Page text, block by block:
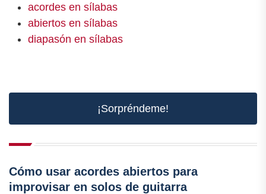
acordes en sílabas
abiertos en sílabas
diapasón en sílabas
¡Sorpréndeme!
Cómo usar acordes abiertos para
improvisar en solos de guitarra